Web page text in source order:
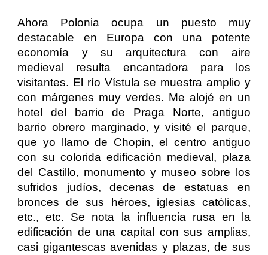
Ahora Polonia ocupa un puesto muy
destacable en Europa con una potente
economía y su arquitectura con aire
medieval resulta encantadora para los
visitantes. El río Vístula se muestra amplio y
con márgenes muy verdes. Me alojé en un
hotel del barrio de Praga Norte, antiguo
barrio obrero marginado, y visité el parque,
que yo llamo de Chopin, el centro antiguo
con su colorida edificación medieval, plaza
del Castillo, monumento y museo sobre los
sufridos judíos, decenas de estatuas en
bronces de sus héroes, iglesias católicas,
etc., etc. Se nota la influencia rusa en la
edificación de una capital con sus amplias,
casi gigantescas avenidas y plazas, de sus